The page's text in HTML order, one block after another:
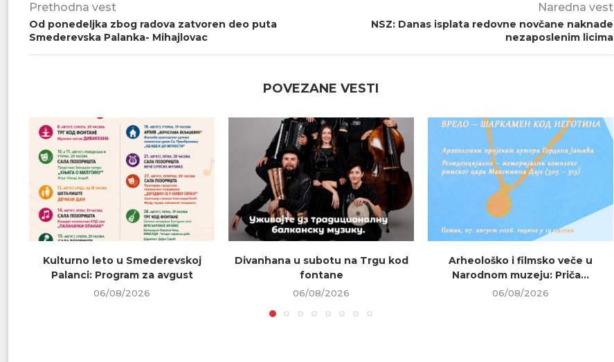
Prethodna vest
Od ponedeljka zbog radova zatvoren deo puta
Smederevska Palanka- Mihajlovac
Naredna vest
NSZ: Danas isplata redovne novčane naknade
nezaposlenim licima
POVEZANE VESTI
Kulturno leto u Smederevskoj
Palanci: Program za avgust
06/08/2026
Divanhana u subotu na Trgu kod
fontane
06/08/2026
Arheološko i filmsko veče u
Narodnom muzeju: Priča...
06/08/2026